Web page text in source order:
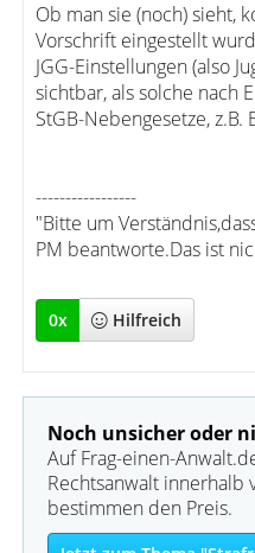
Ob man sie (noch) sieht,
Vorschrift eingestellt
JGG-Einstellungen (also
sichtbar, als solche nach
StGB-Nebengesetze, z.B.
-----------------
"Bitte um
PM beantworte.Das ist
0x Hilfreich
Noch unsicher oder
Auf Frag-einen-
Rechtsanwalt innerhalb
bestimmen den Preis.